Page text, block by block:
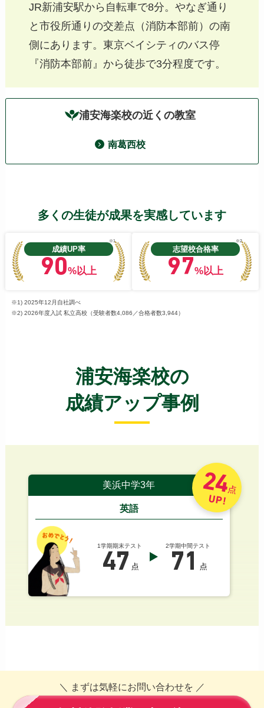
JR新浦安駅から自転車で8分。やなぎ通り
と市役所通りの交差点（消防本部前）の南
側にあります。東京ベイシティのバス停
『消防本部前』から徒歩で3分程度です。
浦安海楽校の近くの教室
南葛西校
多くの生徒が成果を実感しています
成績UP率
※1
90%以上
志望校合格率
※2
97%以上
※1) 2025年12月自社調べ
※2) 2026年度入試 私立高校（受験者数4,086／合格者数3,944）
浦安海楽校の
成績アップ事例
美浜中学3年
英語
1学期期末テスト
47 点
2学期中間テスト
71 点
24点
UP!
＼ まずは気軽にお問い合わせを ／